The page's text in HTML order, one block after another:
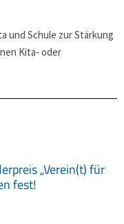
und Schule zur Stärkung
Kita- oder
„Verein(t) für
fest!